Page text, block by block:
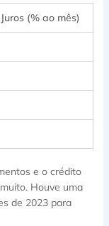
(% ao mês)
e o crédito
Houve uma
de 2023 para